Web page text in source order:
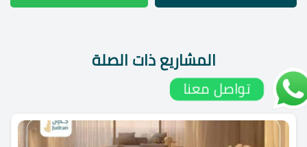
المشاريع ذات الصلة
تواصل معنا